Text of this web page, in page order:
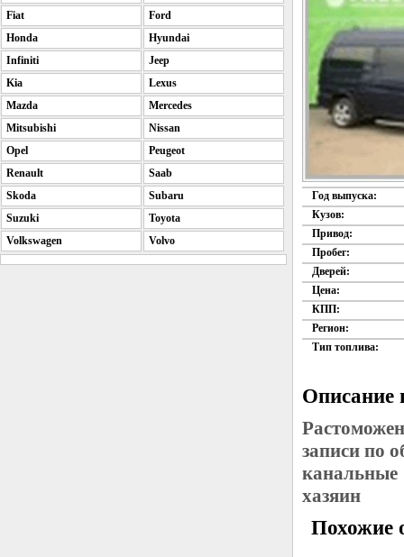
Год выпуска:
Кузов:
Привод:
Пробег:
Дверей:
Цена:
КПП:
Регион:
Тип топлива:
Описание
записи по
канальные
хазяин
Похожие
Fiat
Ford
Honda
Hyundai
Infiniti
Jeep
Kia
Lexus
Mazda
Mercedes
Mitsubishi
Nissan
Opel
Peugeot
Renault
Saab
Skoda
Subaru
Suzuki
Toyota
Volkswagen
Volvo